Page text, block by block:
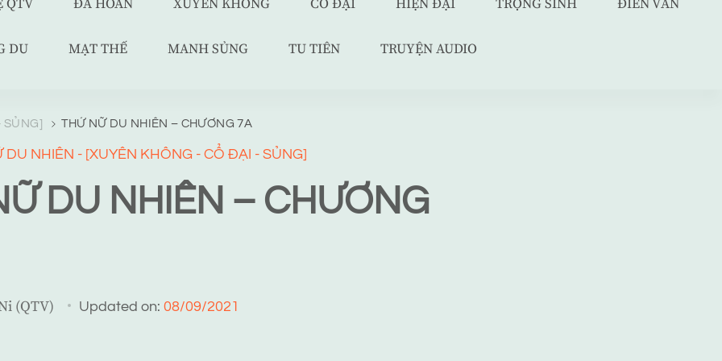
QTV ĐÃ HOÀN XUYÊN KHÔNG CỔ ĐẠI HIỆN ĐẠI TRỌNG SINH ĐIỀN VĂN
DU MẠT THẾ MANH SỦNG TU TIÊN TRUYỆN AUDIO
SỦNG] THỨ NỮ DU NHIÊN – CHƯƠNG 7A
DU NHIÊN - [XUYÊN KHÔNG - CỔ ĐẠI - SỦNG]
DU NHIÊN – CHƯƠNG
(QTV) Updated on: 08/09/2021